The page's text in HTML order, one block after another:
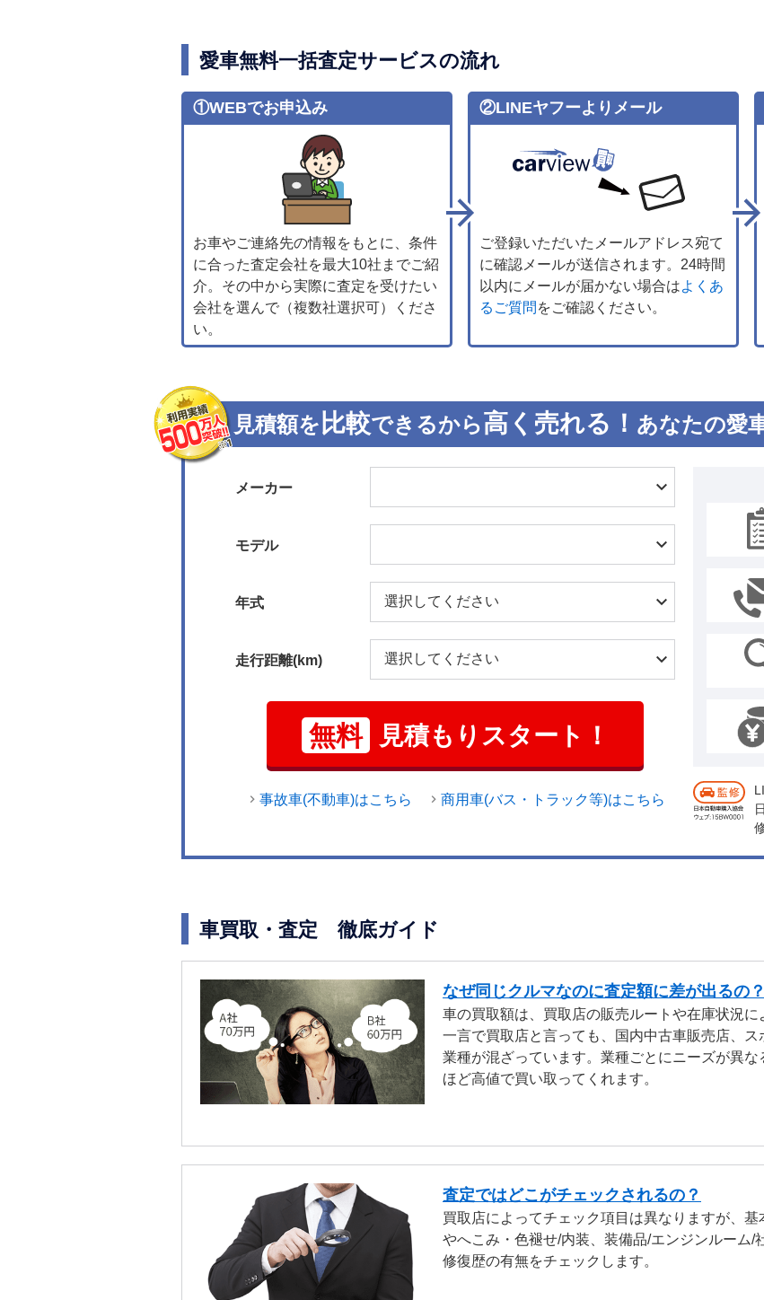
愛車無料一括査定サービスの流れ
①WEBでお申込み
お車やご連絡先の情報をもとに、条件
に合った査定会社を最大10社までご紹
介。その中から実際に査定を受けたい
会社を選んで（複数社選択可）くださ
い。
②LINEヤフーよりメール
ご登録いただいたメールアドレス宛て
に確認メールが送信されます。24時間
以内にメールが届かない場合はよくあ
るご質問 をご確認ください。
見積額を 比較できるから高く売れる！ あなたの愛
メーカー
モデル
年式
走行距離(km)
無料 見積もりスタート！
事故車(不動車)はこちら 商用車(バス・トラック等)はこちら
車買取・査定 徹底ガイド
なぜ同じクルマなのに査定額に差が出るの？
車の買取額は、買取店の販売ルートや在庫状況に
一言で買取店と言っても、国内中古車販売店、
業種が混ざっています。業種ごとにニーズが異
ほど高値で買い取ってくれます。
査定ではどこがチェックされるの？
買取店によってチェック項目は異なりますが、
やへこみ・色褪せ/内装、装備品/エンジンルーム/
修復歴の有無をチェックします。